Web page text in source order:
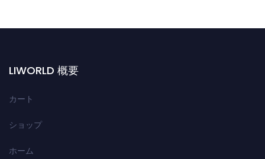
LIWORLD 概要
カート
ショップ
ホーム